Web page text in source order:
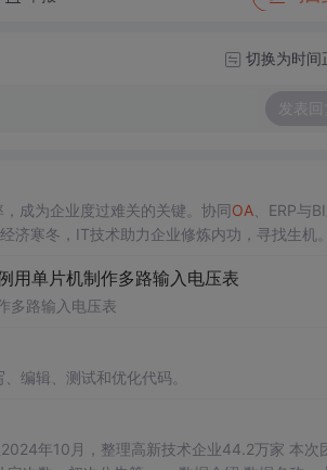
切换为时间
发表回
成为企业度过难关的关键。协同OA、ERP与
寒冬，IT技术助力企业修炼内功，寻找生机。
用单片机制作多路输入电压表
多路输入电压表
编辑、测试和优化代码。
10月，整理高新技术企业44.2万家 本次团队